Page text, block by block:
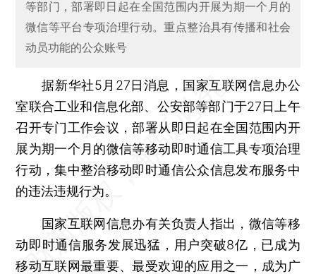
等部门，部署即日起在全国范围内开展为期一个月的
微信等平台专项治理行动。重点整治具有传播和社会
动员功能的公众账号
据新华社5月27日消息，国家互联网信息办公
室联合工业和信息化部、公安部等部门于27日上午
召开专门工作会议，部署从即日起在全国范围内开
展为期一个月的微信等移动即时通信工具专项治理
行动，集中整治移动即时通信公众信息发布服务中
的违法违规行为。
国家互联网信息办有关负责人指出，微信等移
动即时通信服务发展迅猛，用户突破8亿，已成为
移动互联网最重要、最受欢迎的应用之一，成为广